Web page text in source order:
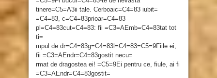
tinere=C5=A3ii tale. Cerboaic=C4=83 iubit=
=C4=83, c=C4=83prioar=C4=83
pl=C4=83cut=C4=83: fii =C3=AEmb=C4=83tat tot
ti=
mpul de dr=C4=83g=C4=83l=C4=83=C5=9Fiile ei,
fii =C3=AEndr=C4=83gostit necu=
rmat de dragostea ei! =C5=9Ei pentru ce, fiule, ai fi
=C3=AEndr=C4=83gostit=